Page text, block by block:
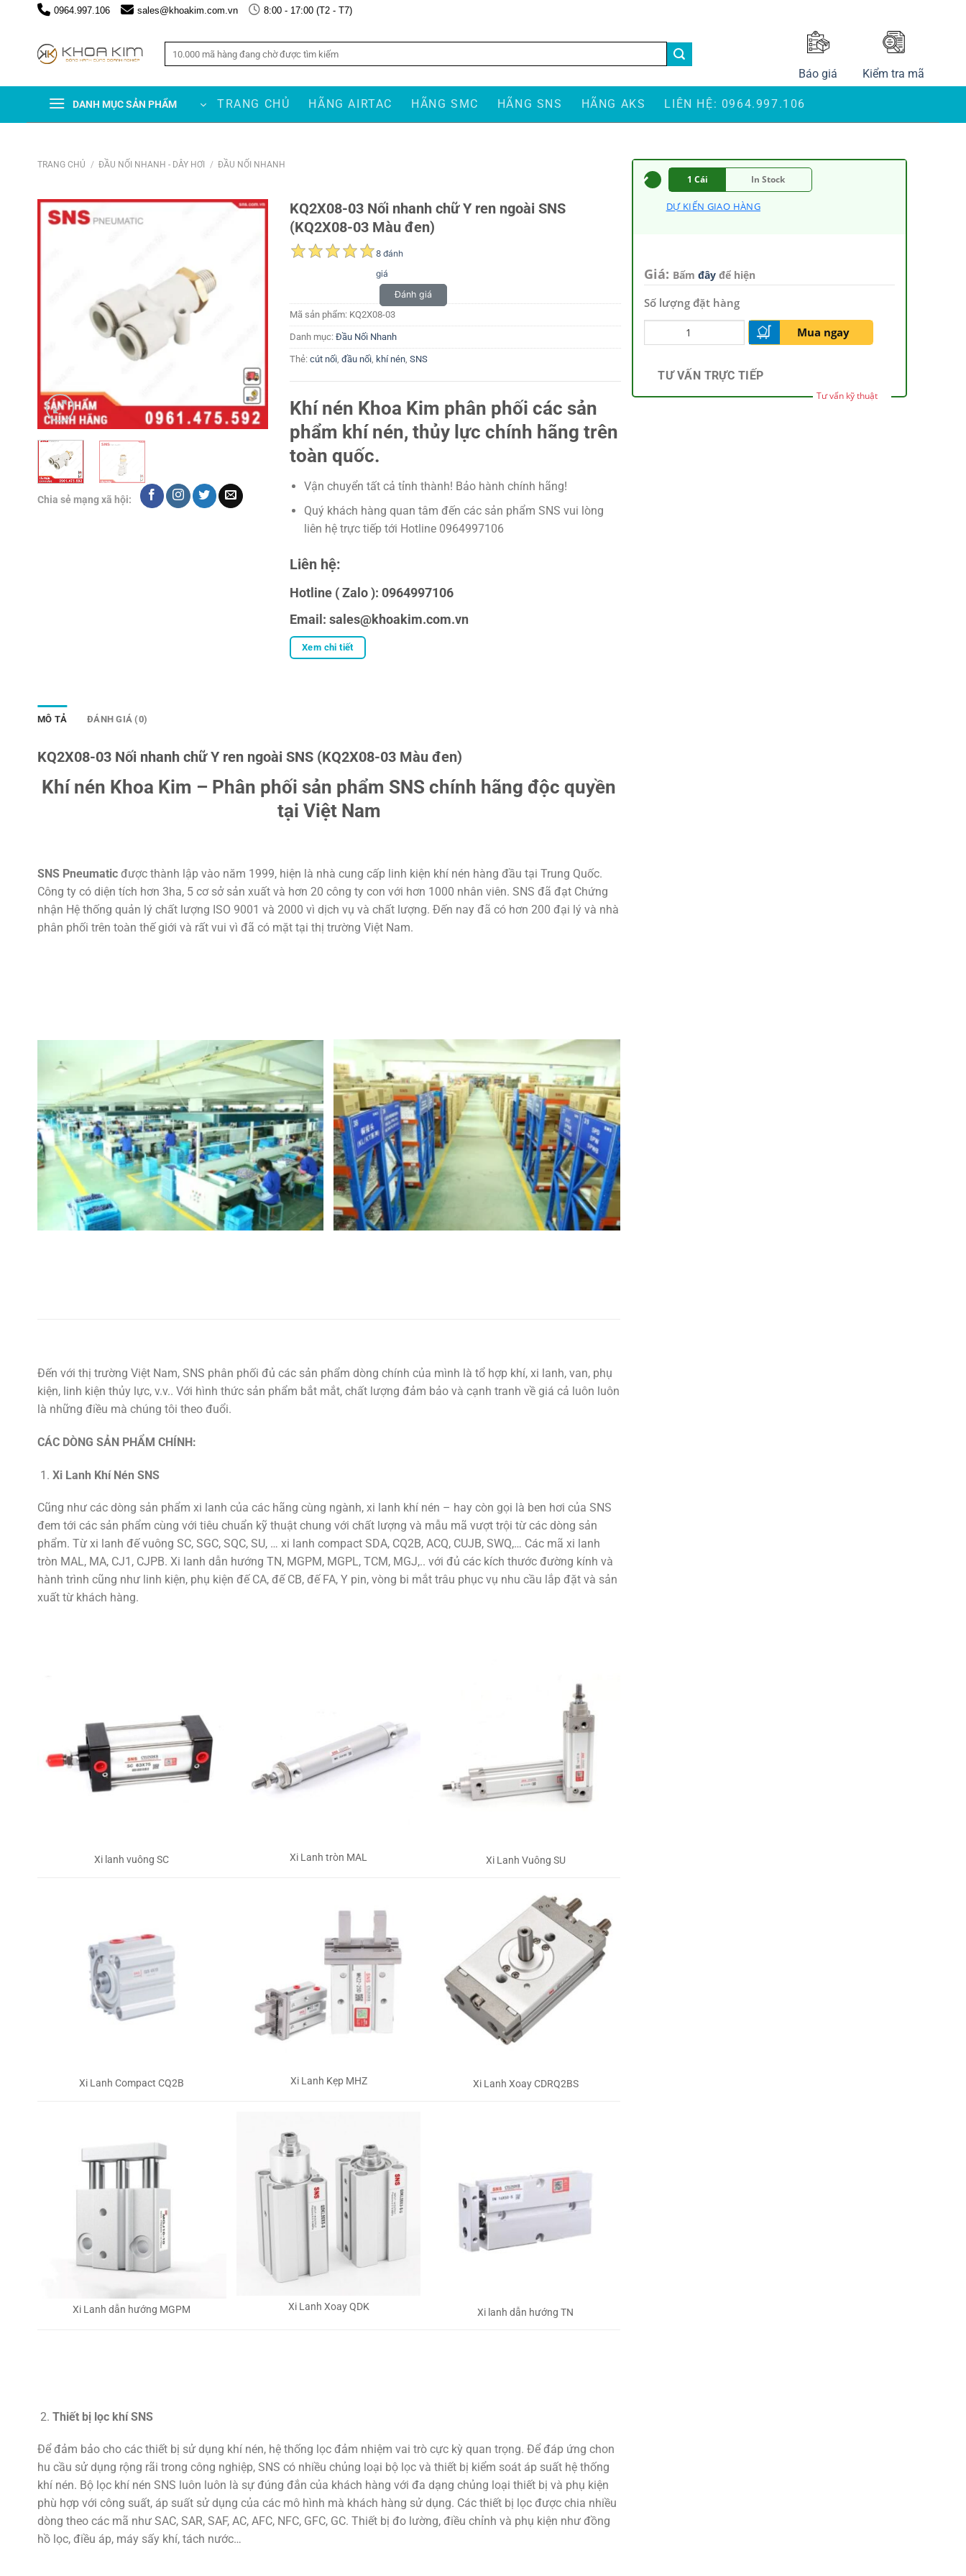
0964.997.106 sales@khoakim.com.vn 8:00 - 17:00 (T2 - T7)
Báo giá Kiểm tra mã
DANH MỤC SẢN PHẨM TRANG CHỦ HÃNG AIRTAC HÃNG SMC HÃNG SNS HÃNG AKS LIÊN HỆ: 0964.997.106
TRANG CHỦ / ĐẦU NỐI NHANH - DÂY HƠI / ĐẦU NỐI NHANH
Chia sẻ mạng xã hội:
KQ2X08-03 Nối nhanh chữ Y ren ngoài SNS
(KQ2X08-03 Màu đen)
8 đánh
giá
Đánh giá
Mã sản phẩm: KQ2X08-03
Danh mục: Đầu Nối Nhanh
Thẻ: cút nối, đầu nối, khí nén, SNS
Khí nén Khoa Kim phân phối các sản
phẩm khí nén, thủy lực chính hãng trên
toàn quốc.
Vận chuyển tất cả tỉnh thành! Bảo hành chính hãng!
Quý khách hàng quan tâm đến các sản phẩm SNS vui lòng
liên hệ trực tiếp tới Hotline 0964997106
Liên hệ:
Hotline ( Zalo ): 0964997106
Email: sales@khoakim.com.vn
Xem chi tiết
MÔ TẢ ĐÁNH GIÁ (0)
KQ2X08-03 Nối nhanh chữ Y ren ngoài SNS (KQ2X08-03 Màu đen)
Khí nén Khoa Kim – Phân phối sản phẩm SNS chính hãng độc quyền
tại Việt Nam
SNS Pneumatic được thành lập vào năm 1999, hiện là nhà cung cấp linh kiện khí nén hàng đầu tại Trung Quốc.
Công ty có diện tích hơn 3ha, 5 cơ sở sản xuất và hơn 20 công ty con với hơn 1000 nhân viên. SNS đã đạt Chứng
nhận Hệ thống quản lý chất lượng ISO 9001 và 2000 vì dịch vụ và chất lượng. Đến nay đã có hơn 200 đại lý và nhà
phân phối trên toàn thế giới và rất vui vì đã có mặt tại thị trường Việt Nam.
Đến với thị trường Việt Nam, SNS phân phối đủ các sản phẩm dòng chính của mình là tổ hợp khí, xi lanh, van, phụ
kiện, linh kiện thủy lực, v.v.. Với hình thức sản phẩm bắt mắt, chất lượng đảm bảo và cạnh tranh về giá cả luôn luôn
là những điều mà chúng tôi theo đuổi.
CÁC DÒNG SẢN PHẨM CHÍNH:
Xi Lanh Khí Nén SNS
Cũng như các dòng sản phẩm xi lanh của các hãng cùng ngành, xi lanh khí nén – hay còn gọi là ben hơi của SNS
đem tới các sản phẩm cùng với tiêu chuẩn kỹ thuật chung với chất lượng và mẫu mã vượt trội từ các dòng sản
phẩm. Từ xi lanh đế vuông SC, SGC, SQC, SU, … xi lanh compact SDA, CQ2B, ACQ, CUJB, SWQ,… Các mã xi lanh
tròn MAL, MA, CJ1, CJPB. Xi lanh dẫn hướng TN, MGPM, MGPL, TCM, MGJ,.. với đủ các kích thước đường kính và
hành trình cũng như linh kiện, phụ kiện đế CA, đế CB, đế FA, Y pin, vòng bi mắt trâu phục vụ nhu cầu lắp đặt và sản
xuất từ khách hàng.
Xi lanh vuông SC Xi Lanh tròn MAL Xi Lanh Vuông SU
Xi Lanh Compact CQ2B Xi Lanh Kẹp MHZ Xi Lanh Xoay CDRQ2BS
Xi Lanh dẫn hướng MGPM Xi Lanh Xoay QDK Xi lanh dẫn hướng TN
Thiết bị lọc khí SNS
Để đảm bảo cho các thiết bị sử dụng khí nén, hệ thống lọc đảm nhiệm vai trò cực kỳ quan trọng. Để đáp ứng chon
hu cầu sử dụng rộng rãi trong công nghiệp, SNS có nhiều chủng loại bộ lọc và thiết bị kiểm soát áp suất hệ thống
khí nén. Bộ lọc khí nén SNS luôn luôn là sự đúng đắn của khách hàng với đa dạng chủng loại thiết bị và phụ kiện
phù hợp với công suất, áp suất sử dụng của các mô hình mà khách hàng sử dụng. Các thiết bị lọc được chia nhiều
dòng theo các mã như SAC, SAR, SAF, AC, AFC, NFC, GFC, GC. Thiết bị đo lường, điều chỉnh và phụ kiện như đồng
hồ lọc, điều áp, máy sấy khí, tách nước…
1 Cái In Stock
DỰ KIẾN GIAO HÀNG
Giá: Bấm đâyđể hiện
Số lượng đặt hàng
Mua ngay
TƯ VẤN TRỰC TIẾP
Tư vấn kỹ thuật